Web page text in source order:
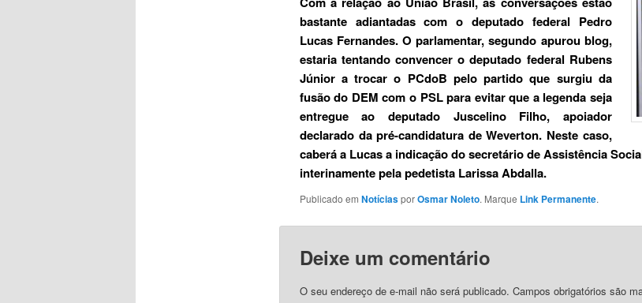
bastante adiantadas com o deputado federal Pedro
Lucas Fernandes. O parlamentar, segundo apurou blog,
estaria tentando convencer o deputado federal Rubens
Júnior a trocar o PCdoB pelo partido que surgiu da
fusão do DEM com o PSL para evitar que a legenda seja
entregue ao deputado Juscelino Filho, apoiador
declarado da pré-candidatura de Weverton. Neste caso,
caberá a Lucas a indicação do secretário de Assistência
interinamente pela pedetista Larissa Abdalla.
Publicado em NotíciasporOsmar Noleto. Marque Link Permanente.
Deixe um comentário
O seu endereço de e-mail não será publicado. Campos obrigatórios são